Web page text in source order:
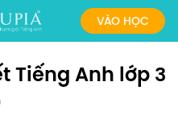
VÀO HỌC
Tiếng Anh lớp 3